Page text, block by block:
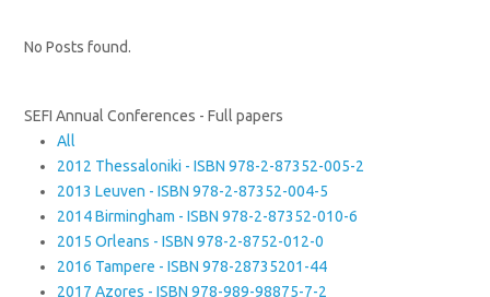
No Posts found.
SEFI Annual Conferences - Full papers
All
2012 Thessaloniki - ISBN 978-2-87352-005-2
2013 Leuven - ISBN 978-2-87352-004-5
2014 Birmingham - ISBN 978-2-87352-010-6
2015 Orleans - ISBN 978-2-8752-012-0
2016 Tampere - ISBN 978-28735201-44
2017 Azores - ISBN 978-989-98875-7-2